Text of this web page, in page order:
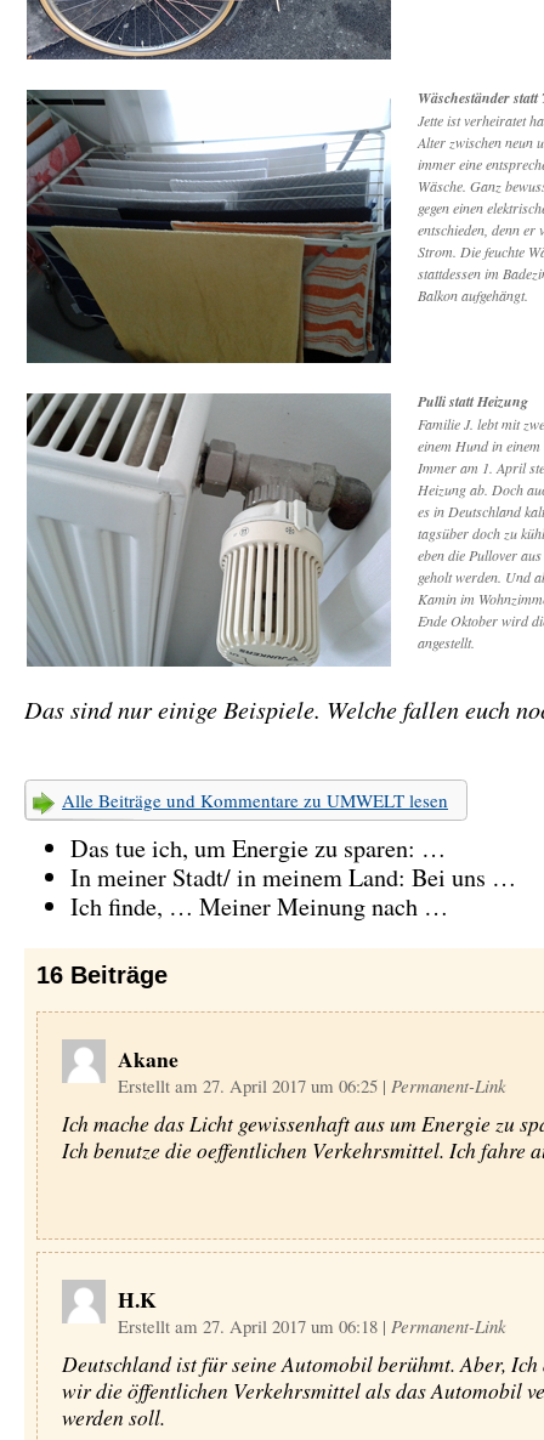
Wäscheständer
Jette ist verheiratet
Alter zwischen neun
immer eine
Wäsche. Ganz
gegen einen
entschieden, denn er
Strom. Die feuchte
stattdessen im
Balkon aufgehängt.
Pulli statt Heizung
Familie J. lebt mit
einem Hund in einem
Immer am 1. April
Heizung ab. Doch
es in Deutschland
tagsüber doch zu
eben die Pullover
geholt werden. Und
Kamin im
Ende Oktober wird
angestellt.
Das sind nur einige Beispiele. Welche fallen euch
Alle Beiträge und Kommentare zu UMWELT lesen
Das tue ich, um Energie zu sparen: …
In meiner Stadt/ in meinem Land: Bei uns …
Ich finde, … Meiner Meinung nach …
16 Beiträge
Akane
Erstellt am 27. April 2017 um 06:25 | Permanent-Link
Ich mache das Licht gewissenhaft aus um Energie zu
Ich benutze die oeffentlichen Verkehrsmittel. Ich fahre
H.K
Erstellt am 27. April 2017 um 06:18 | Permanent-Link
Deutschland ist für seine Automobil berühmt. Aber, Ich
wir die öffentlichen Verkehrsmittel als das Automobil
werden soll.